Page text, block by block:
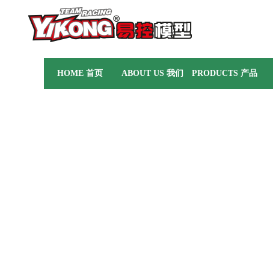
HOME 首页 ABOUT US 我们 PRODUCTS 产品